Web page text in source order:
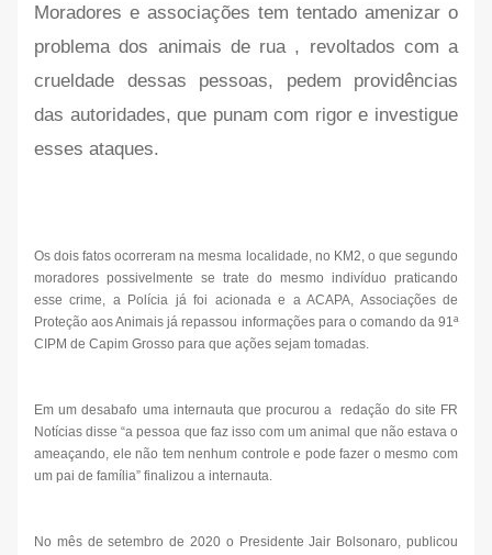
Moradores e associações tem tentado amenizar o
problema dos animais de rua , revoltados com a
crueldade dessas pessoas, pedem providências
das autoridades, que punam com rigor e investigue
esses ataques.
Os dois fatos ocorreram na mesma localidade, no KM2, o que segundo
moradores possivelmente se trate do mesmo indivíduo praticando
esse crime, a Polícia já foi acionada e a ACAPA, Associações de
Proteção aos Animais já repassou informações para o comando da 91ª
CIPM de Capim Grosso para que ações sejam tomadas.
Em um desabafo uma internauta que procurou a redação do site FR
Notícias disse “a pessoa que faz isso com um animal que não estava o
ameaçando, ele não tem nenhum controle e pode fazer o mesmo com
um pai de família” finalizou a internauta.
No mês de setembro de 2020 o Presidente Jair Bolsonaro, publicou